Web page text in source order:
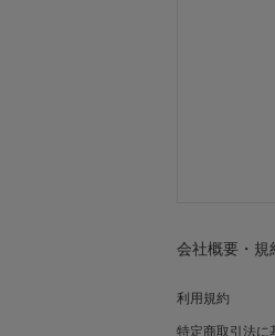
会社概要・規
利用規約
特定商取引法に